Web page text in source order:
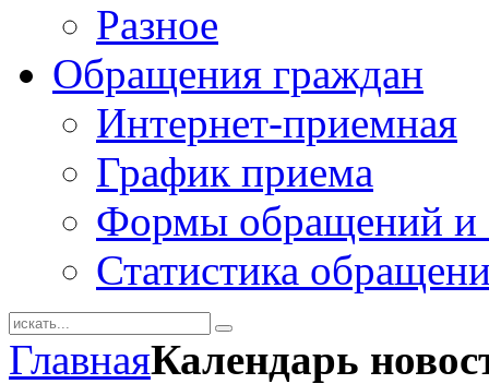
Разное
Обращения граждан
Интернет-приемная
График приема
Формы обращений и
Статистика
ГлавнаяКалендарь